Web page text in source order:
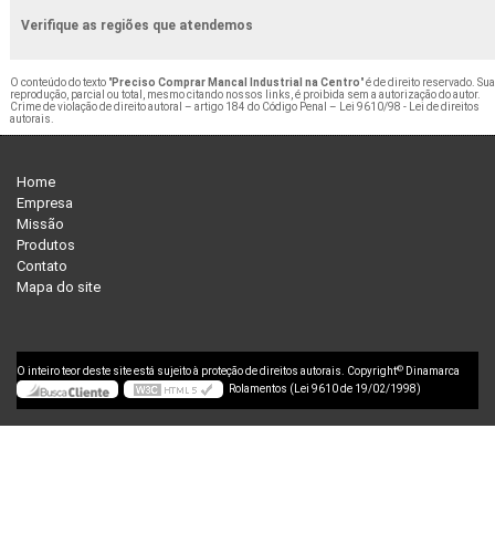
Verifique as regiões que atendemos
O conteúdo do texto "Preciso Comprar Mancal Industrial na Centro" é de direito reservado. Sua
reprodução, parcial ou total, mesmo citando nossos links, é proibida sem a autorização do autor.
Crime de violação de direito autoral – artigo 184 do Código Penal – Lei 9610/98 - Lei de direitos
autorais.
Home
Empresa
Missão
Produtos
Contato
Mapa do site
O inteiro teor deste site está sujeito à proteção de direitos autorais. Copyright© Dinamarca
Rolamentos (Lei 9610 de 19/02/1998)